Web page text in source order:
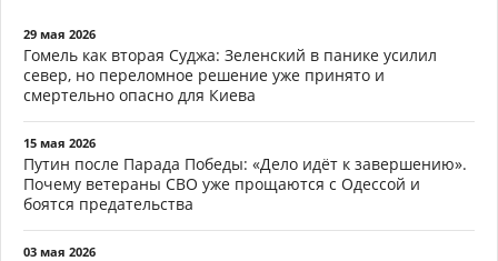
29 мая 2026
Гомель как вторая Суджа: Зеленский в панике усилил
север, но переломное решение уже принято и
смертельно опасно для Киева
15 мая 2026
Путин после Парада Победы: «Дело идёт к завершению».
Почему ветераны СВО уже прощаются с Одессой и
боятся предательства
03 мая 2026